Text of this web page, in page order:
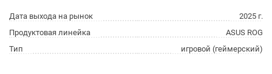
Дата выхода на рынок
2025 г.
Продуктовая линейка
ASUS ROG
Тип
игровой (геймерский)